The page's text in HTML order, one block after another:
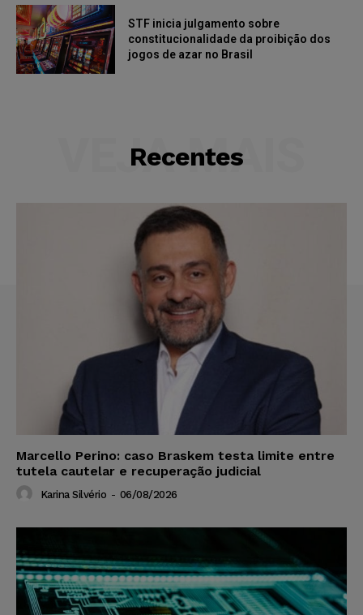
STF inicia julgamento sobre
constitucionalidade da proibição dos
jogos de azar no Brasil
Recentes
VEJA MAIS
Marcello Perino: caso Braskem testa limite entre
tutela cautelar e recuperação judicial
Karina Silvério - 06/08/2026